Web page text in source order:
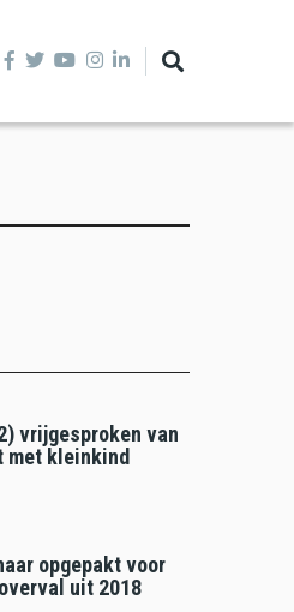
vrijgesproken van
met kleinkind
opgepakt voor
uit 2018